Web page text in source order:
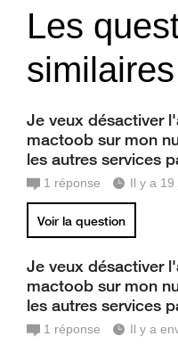
Les
similaires
Je veux désactiver
mactoob sur mon
les autres services
1 réponse Il y a 19
Voir la question
Je veux désactiver
mactoob sur mon
les autres services
1 réponse Il y a